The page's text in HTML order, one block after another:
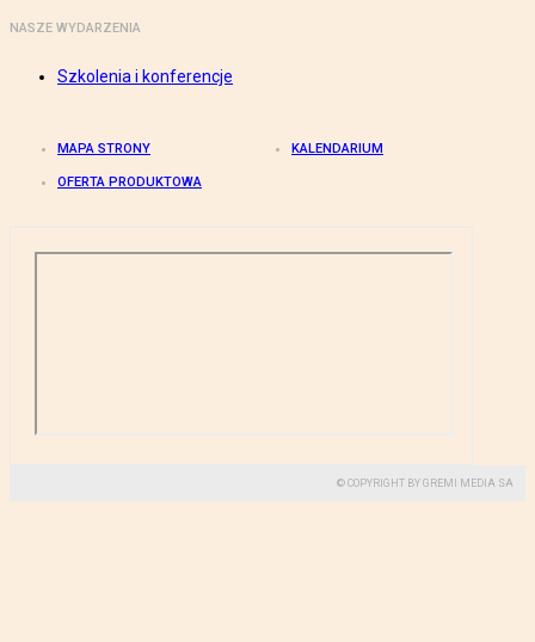
NASZE WYDARZENIA
Szkolenia i konferencje
MAPA STRONY KALENDARIUM
OFERTA PRODUKTOWA
© COPYRIGHT BY GREMI MEDIA SA